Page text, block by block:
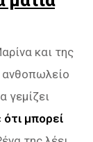
και της
ανθοπωλείο
γεμίζει
ότι μπορεί